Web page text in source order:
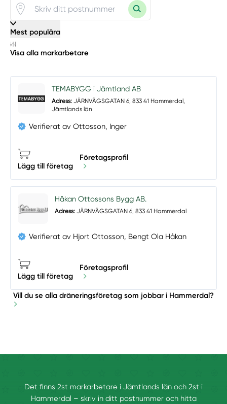
Mest populära
Visa alla markarbetare
TEMABYGG i Jämtland AB
Adress: JÄRNVÄGSGATAN 6, 833 41 Hammerdal,
Jämtlands län
Verifierat av Ottosson, Inger
Lägg till företag
Företagsprofil
Håkan Ottossons Bygg AB.
Adress: JÄRNVÄGSGATAN 6, 833 41 Hammerdal
Verifierat av Hjort Ottosson, Bengt Ola Håkan
Lägg till företag
Företagsprofil
Vill du se alla dräneringsföretag som jobbar i Hammerdal?
Det finns 2st markarbetare i Jämtlands län och 2st i
Hammerdal – skriv in ditt postnummer och hitta